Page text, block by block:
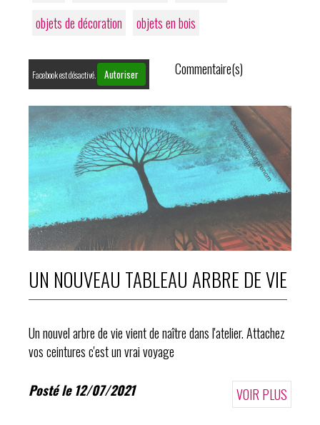
objets de décoration objets en bois
Facebook est désactivé. Autoriser Commentaire(s)
UN NOUVEAU TABLEAU ARBRE DE VIE
Un nouvel arbre de vie vient de naître dans l'atelier. Attachez
vos ceintures c'est un vrai voyage
Posté le 12/07/2021 VOIR PLUS